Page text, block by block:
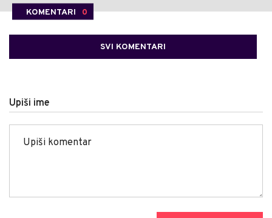
KOMENTARI 0
SVI KOMENTARI
Upiši ime